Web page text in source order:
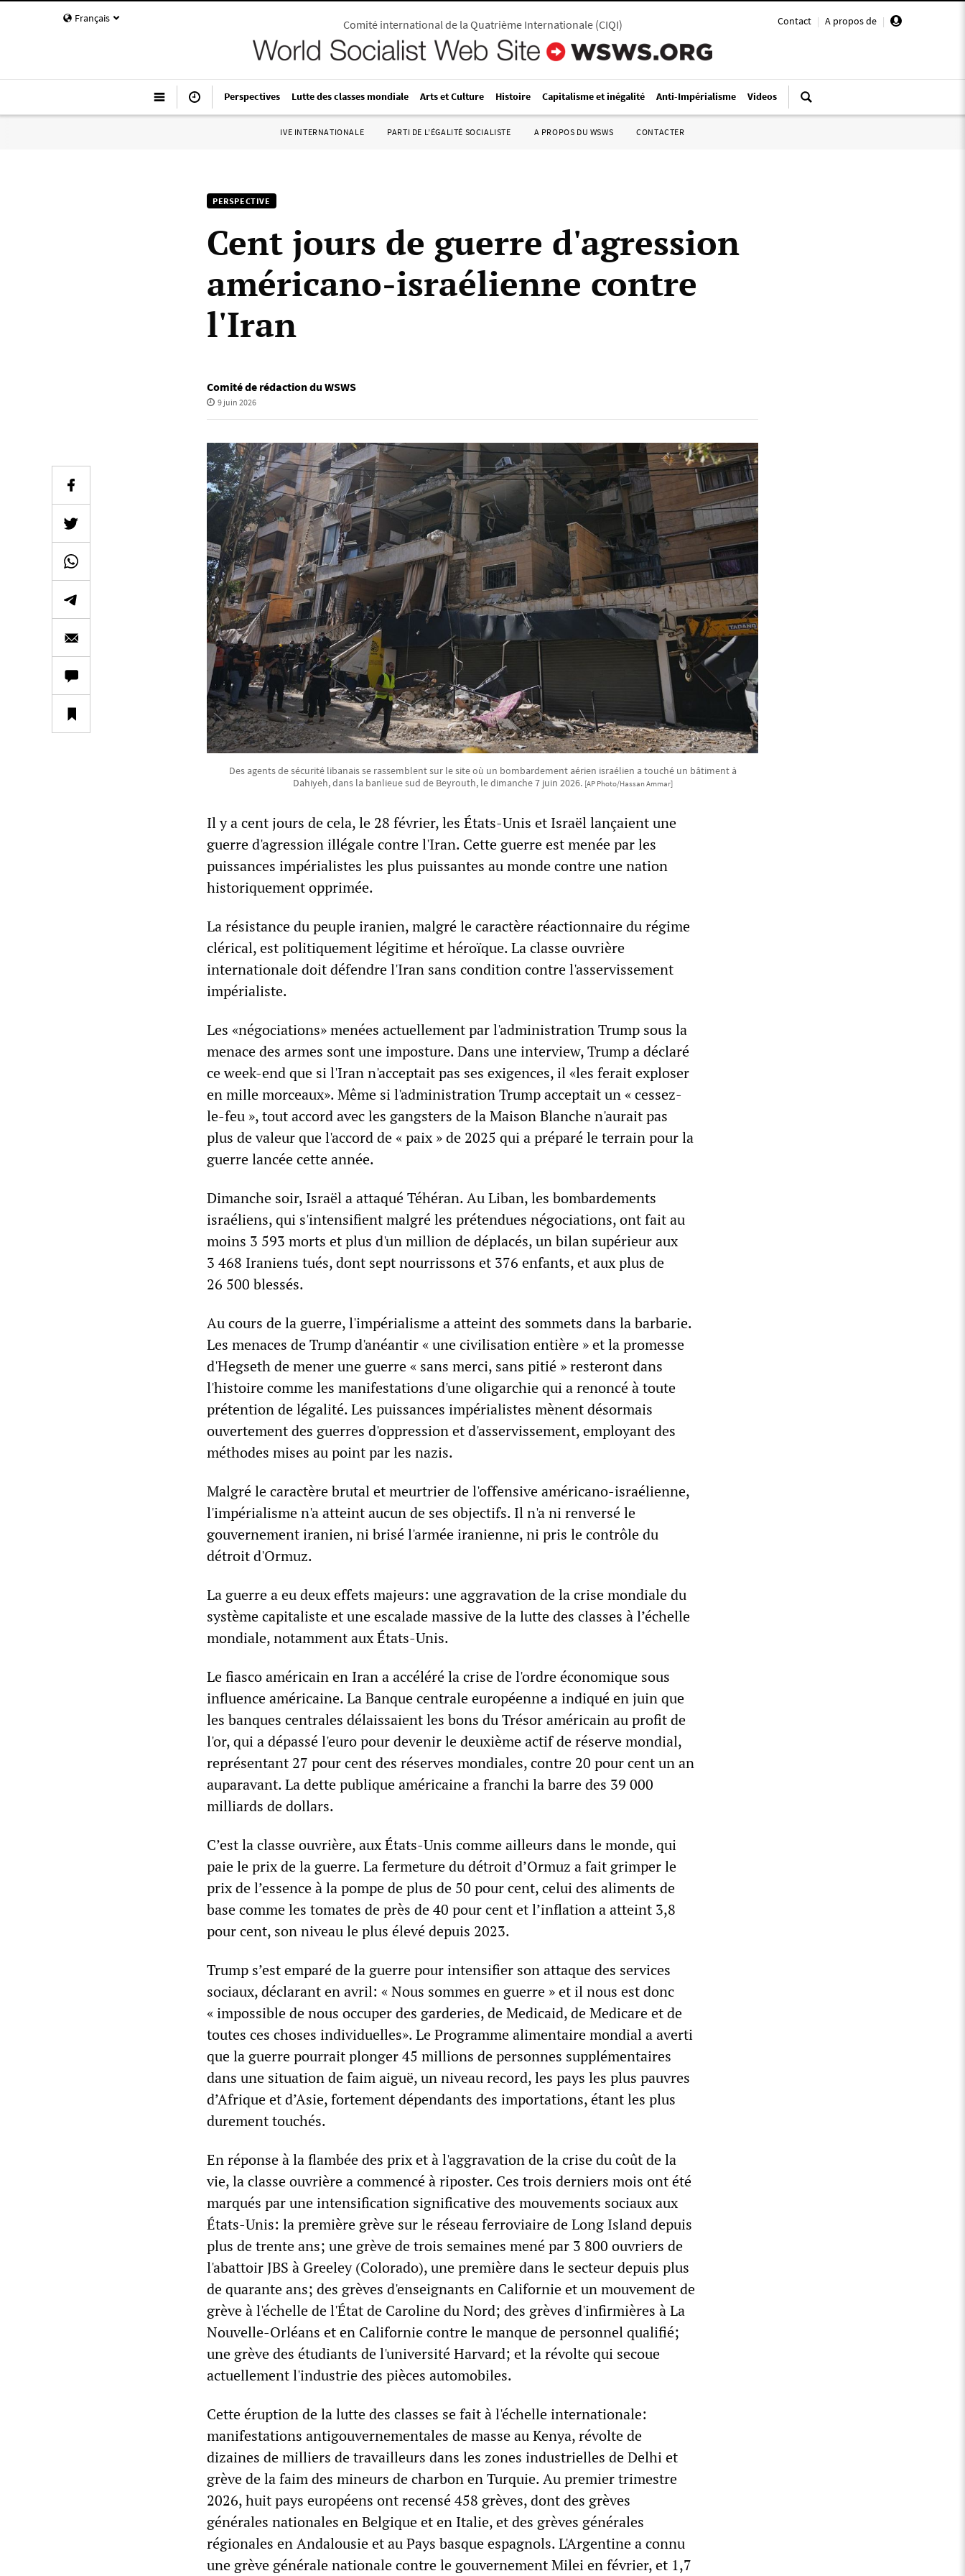
Français Contact | A propos de |
Comité international de la Quatrième Internationale(CIQI)
Perspectives Lutte des classes mondiale Arts et Culture Histoire Capitalisme et inégalité Anti-Impérialisme Videos
IVE INTERNATIONALE PARTI DE L’ÉGALITÉ SOCIALISTE A PROPOS DU WSWS CONTACTER
PERSPECTIVE
Cent jours de guerre d'agression
américano-israélienne contre
l'Iran
Comité de rédaction du WSWS
9 juin 2026
Des agents de sécurité libanais se rassemblent sur le site où un bombardement aérien israélien a touché un bâtiment à
Dahiyeh, dans la banlieue sud de Beyrouth, le dimanche 7 juin 2026. [AP Photo/Hassan Ammar]
Il y a cent jours de cela, le 28 février, les États-Unis et Israël lançaient une
guerre d'agression illégale contre l'Iran. Cette guerre est menée par les
puissances impérialistes les plus puissantes au monde contre une nation
historiquement opprimée.
La résistance du peuple iranien, malgré le caractère réactionnaire du régime
clérical, est politiquement légitime et héroïque. La classe ouvrière
internationale doit défendre l'Iran sans condition contre l'asservissement
impérialiste.
Les «négociations» menées actuellement par l'administration Trump sous la
menace des armes sont une imposture. Dans une interview, Trump a déclaré
ce week-end que si l'Iran n'acceptait pas ses exigences, il «les ferait exploser
en mille morceaux». Même si l'administration Trump acceptait un « cessez-
le-feu », tout accord avec les gangsters de la Maison Blanche n'aurait pas
plus de valeur que l'accord de « paix » de 2025 qui a préparé le terrain pour la
guerre lancée cette année.
Dimanche soir, Israël a attaqué Téhéran. Au Liban, les bombardements
israéliens, qui s'intensifient malgré les prétendues négociations, ont fait au
moins 3 593 morts et plus d'un million de déplacés, un bilan supérieur aux
3 468 Iraniens tués, dont sept nourrissons et 376 enfants, et aux plus de
26 500 blessés.
Au cours de la guerre, l'impérialisme a atteint des sommets dans la barbarie.
Les menaces de Trump d'anéantir « une civilisation entière » et la promesse
d'Hegseth de mener une guerre « sans merci, sans pitié » resteront dans
l'histoire comme les manifestations d'une oligarchie qui a renoncé à toute
prétention de légalité. Les puissances impérialistes mènent désormais
ouvertement des guerres d'oppression et d'asservissement, employant des
méthodes mises au point par les nazis.
Malgré le caractère brutal et meurtrier de l'offensive américano-israélienne,
l'impérialisme n'a atteint aucun de ses objectifs. Il n'a ni renversé le
gouvernement iranien, ni brisé l'armée iranienne, ni pris le contrôle du
détroit d'Ormuz.
La guerre a eu deux effets majeurs: une aggravation de la crise mondiale du
système capitaliste et une escalade massive de la lutte des classes à l’échelle
mondiale, notamment aux États-Unis.
Le fiasco américain en Iran a accéléré la crise de l'ordre économique sous
influence américaine. La Banque centrale européenne a indiqué en juin que
les banques centrales délaissaient les bons du Trésor américain au profit de
l'or, qui a dépassé l'euro pour devenir le deuxième actif de réserve mondial,
représentant 27 pour cent des réserves mondiales, contre 20 pour cent un an
auparavant. La dette publique américaine a franchi la barre des 39 000
milliards de dollars.
C’est la classe ouvrière, aux États-Unis comme ailleurs dans le monde, qui
paie le prix de la guerre. La fermeture du détroit d’Ormuz a fait grimper le
prix de l’essence à la pompe de plus de 50 pour cent, celui des aliments de
base comme les tomates de près de 40 pour cent et l’inflation a atteint 3,8
pour cent, son niveau le plus élevé depuis 2023.
Trump s’est emparé de la guerre pour intensifier son attaque des services
sociaux, déclarant en avril: « Nous sommes en guerre » et il nous est donc
« impossible de nous occuper des garderies, de Medicaid, de Medicare et de
toutes ces choses individuelles». Le Programme alimentaire mondial a averti
que la guerre pourrait plonger 45 millions de personnes supplémentaires
dans une situation de faim aiguë, un niveau record, les pays les plus pauvres
d’Afrique et d’Asie, fortement dépendants des importations, étant les plus
durement touchés.
En réponse à la flambée des prix et à l'aggravation de la crise du coût de la
vie, la classe ouvrière a commencé à riposter. Ces trois derniers mois ont été
marqués par une intensification significative des mouvements sociaux aux
États-Unis: la première grève sur le réseau ferroviaire de Long Island depuis
plus de trente ans; une grève de trois semaines mené par 3 800 ouvriers de
l'abattoir JBS à Greeley (Colorado), une première dans le secteur depuis plus
de quarante ans; des grèves d'enseignants en Californie et un mouvement de
grève à l'échelle de l'État de Caroline du Nord; des grèves d'infirmières à La
Nouvelle-Orléans et en Californie contre le manque de personnel qualifié;
une grève des étudiants de l'université Harvard; et la révolte qui secoue
actuellement l'industrie des pièces automobiles.
Cette éruption de la lutte des classes se fait à l'échelle internationale:
manifestations antigouvernementales de masse au Kenya, révolte de
dizaines de milliers de travailleurs dans les zones industrielles de Delhi et
grève de la faim des mineurs de charbon en Turquie. Au premier trimestre
2026, huit pays européens ont recensé 458 grèves, dont des grèves
générales nationales en Belgique et en Italie, et des grèves générales
régionales en Andalousie et au Pays basque espagnols. L'Argentine a connu
une grève générale nationale contre le gouvernement Milei en février, et 1,7